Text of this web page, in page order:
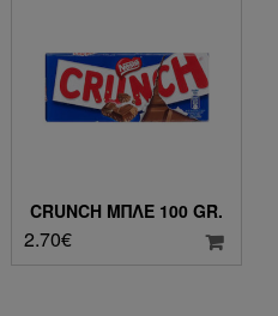
CRUNCH ΜΠΛΕ 100 GR.
2.70€